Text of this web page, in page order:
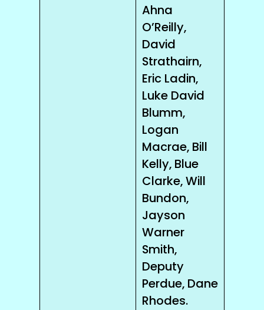
Ahna
O’Reilly,
David
Strathairn,
Eric Ladin,
Luke David
Blumm,
Logan
Macrae, Bill
Kelly, Blue
Clarke, Will
Bundon,
Jayson
Warner
Smith,
Deputy
Perdue, Dane
Rhodes.